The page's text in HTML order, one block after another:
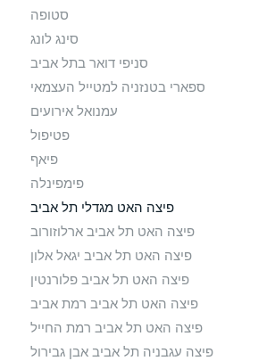
סטופה
סינג לונג
סניפי דואר בתל אביב
ספארי בטנזניה למטייל העצמאי
עמנואל אירועים
פטיפול
פיאף
פימפינלה
פיצה האט מגדלי תל אביב
פיצה האט תל אביב ארלוזורוב
פיצה האט תל אביב יגאל אלון
פיצה האט תל אביב פלורנטין
פיצה האט תל אביב רמת אביב
פיצה האט תל אביב רמת החייל
פיצה עגבניה תל אביב אבן גבירול